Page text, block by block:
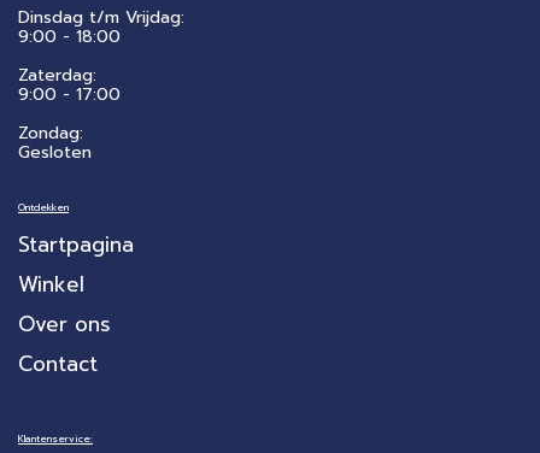
Dinsdag t/m Vrijdag:
9:00 - 18:00
Zaterdag:
​9:00 - 17:00
Zondag:
Gesloten
Ontdekken
Startpagina
Winkel
Over ons
Contact
Klantenservice: